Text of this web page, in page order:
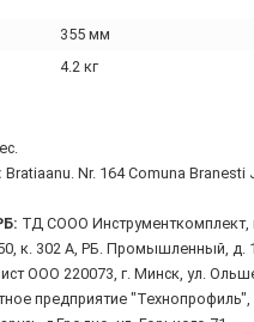
355 мм
4.2 кг
Bratiaanu. Nr. 164 Comuna Branesti
ТД СООО Инструменткомплект,
к. 302 А, РБ. Промышленный, д.
ООО 220073, г. Минск, ул.
предприятие "Технопрофиль",